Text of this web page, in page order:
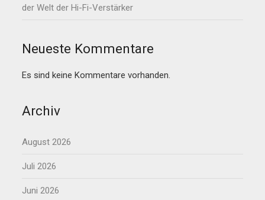
der Welt der Hi-Fi-Verstärker
Neueste Kommentare
Es sind keine Kommentare vorhanden.
Archiv
August 2026
Juli 2026
Juni 2026